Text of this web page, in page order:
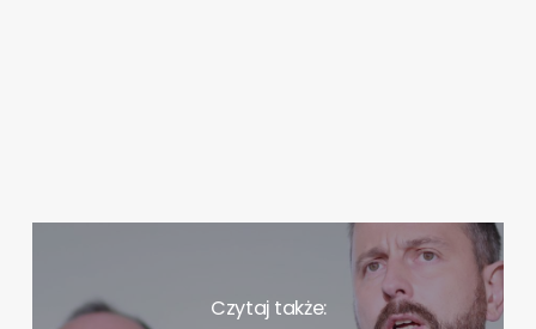
Czytaj także: